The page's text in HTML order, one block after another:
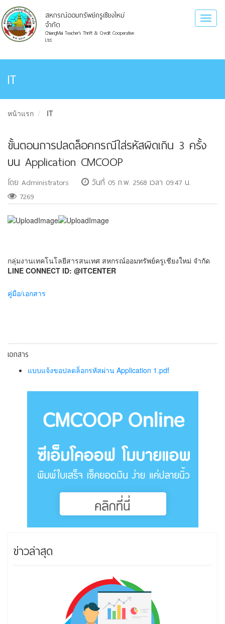
สหกรณ์ออมทรัพย์ครูเชียงใหม่
จำกัด
ChiangMai Teacher's Thrift & Credit Cooperative
Ltd.
IT
หน้าแรก IT
ขั้นตอนการปลดล็อคกรณีใส่รหัสผิดเกิน 3 ครั้ง
บน Application CMCOOP
โดย Administrators
วันที่ 05 ก.พ. 2568 เวลา 09:47 น.
7269
กลุ่มงานเทคโนโลยีสารสนเทศ สหกรณ์ออมทรัพย์ครูเชียงใหม่ จำกัด
LINE CONNECT ID: @ITCENTER
คู่มือ/เอกสาร
เอกสาร
แบบแจ้งขอปลดล็อกรหัสผ่าน Application 1.pdf
ข่าวล่าสุด